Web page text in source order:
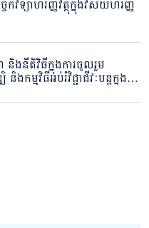
ម្មវិធីអប់រំវិជ្ជាជីវៈបន្តក្នុង